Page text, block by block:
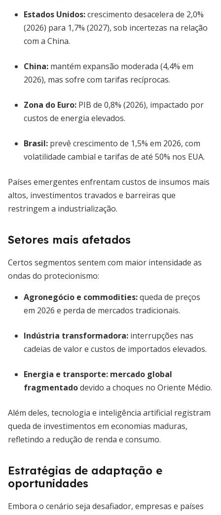
Estados Unidos:crescimento desacelera de 2,0%
(2026) para 1,7% (2027), sob incertezas na relação
com a China.
China: mantém expansão moderada (4,4% em
2026), mas sofre com tarifas recíprocas.
Zona do Euro: PIB de 0,8% (2026), impactado por
custos de energia elevados.
Brasil: prevê crescimento de 1,5% em 2026, com
volatilidade cambial e tarifas de até 50% nos EUA.
Países emergentes enfrentam custos de insumos mais
altos, investimentos travados e barreiras que
restringem a industrialização.
Setores mais afetados
Certos segmentos sentem com maior intensidade as
ondas do protecionismo:
Agronegócio e commodities:queda de preços
em 2026 e perda de mercados tradicionais.
Indústria transformadora: interrupções nas
cadeias de valor e custos de importados elevados.
Energia e transporte: mercado global
fragmentadodevido a choques no Oriente Médio.
Além deles, tecnologia e inteligência artificial registram
queda de investimentos em economias maduras,
refletindo a redução de renda e consumo.
Estratégias de adaptação e
oportunidades
Embora o cenário seja desafiador, empresas e países